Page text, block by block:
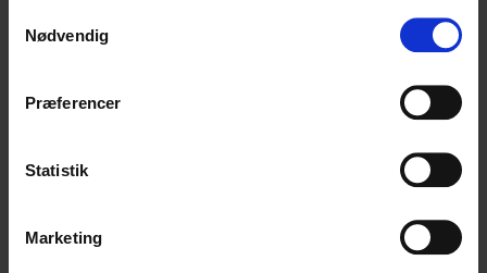
tilbage eller ændre indstillinger fra vores
"Cookiedeklaration", eller ved at trykke på "Privacy
Indsamle præcise oplysninger om din placering,
Identificere din enhed baseret på en scanning af
dens unikke karakteristika (fingerprinting)
Nødvendig
Præferencer
Statistik
Marketing